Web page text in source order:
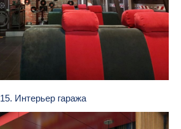
15. Интерьер гаража